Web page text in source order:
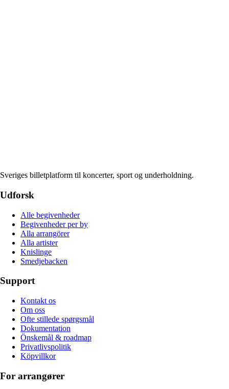
Sveriges billetplatform til koncerter, sport og underholdning.
Udforsk
Alle begivenheder
Begivenheder per by
Alla arrangörer
Alla artister
Knislinge
Smedjebacken
Support
Kontakt os
Om oss
Ofte stillede spørgsmål
Dokumentation
Önskemål & roadmap
Privatlivspolitik
Köpvillkor
For arrangører